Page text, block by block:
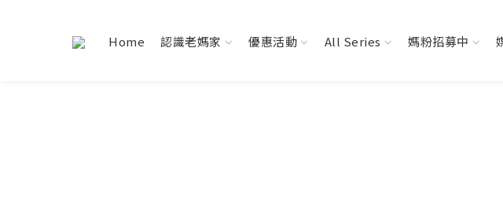
Home 認識老媽家 優惠活動 All Series 媽粉招募中